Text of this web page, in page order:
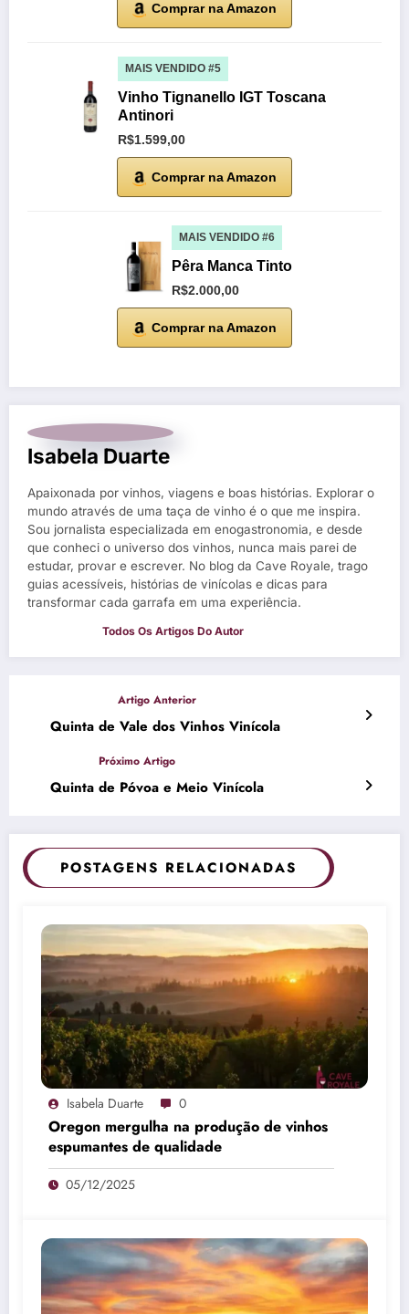
Comprar na Amazon
MAIS VENDIDO #5
Vinho Tignanello IGT Toscana
Antinori
R$1.599,00
Comprar na Amazon
MAIS VENDIDO #6
Pêra Manca Tinto
R$2.000,00
Comprar na Amazon
Isabela Duarte
Apaixonada por vinhos, viagens e boas histórias. Explorar o
mundo através de uma taça de vinho é o que me inspira.
Sou jornalista especializada em enogastronomia, e desde
que conheci o universo dos vinhos, nunca mais parei de
estudar, provar e escrever. No blog da Cave Royale, trago
guias acessíveis, histórias de vinícolas e dicas para
transformar cada garrafa em uma experiência.
Quinta de Vale dos Vinhos Vinícola
Quinta de Póvoa e Meio Vinícola
POSTAGENS RELACIONADAS
Isabela Duarte 0
Oregon mergulha na produção de vinhos
espumantes de qualidade
05/12/2025